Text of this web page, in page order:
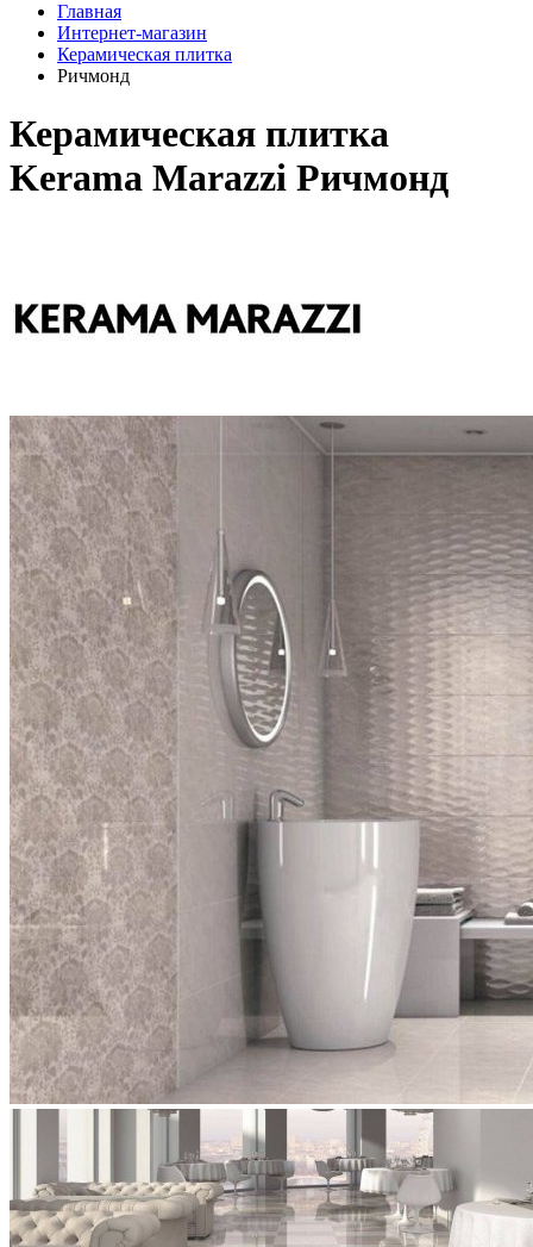
Главная
Интернет-магазин
Керамическая плитка
Ричмонд
Керамическая плитка
Kerama Marazzi Ричмонд